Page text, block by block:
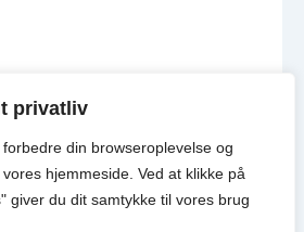
privatliv
din browseroplevelse og
vores hjemmeside Ved at klikke på
giver du dit samtykke til vores brug